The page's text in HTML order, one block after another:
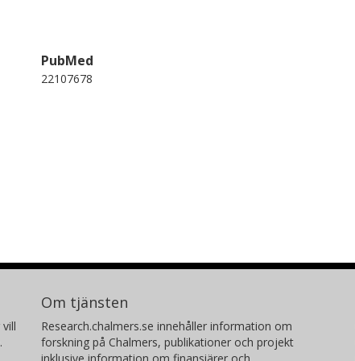
PubMed
22107678
Om tjänsten
Research.chalmers.se innehåller information om
forskning på Chalmers, publikationer och projekt